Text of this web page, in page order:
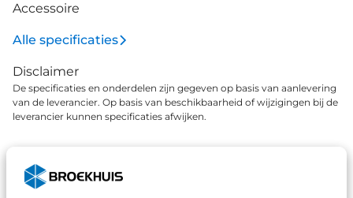
Accessoire
Alle specificaties
Disclaimer
De specificaties en onderdelen zijn gegeven op basis van aanlevering
van de leverancier. Op basis van beschikbaarheid of wijzigingen bij de
leverancier kunnen specificaties afwijken.